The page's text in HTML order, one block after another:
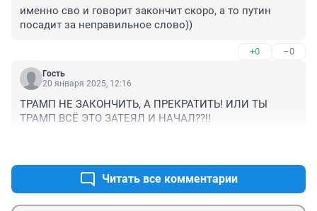
именно сво и говорит закончит скоро, а то путин
посадит за неправильное слово))
+0 –0
Гость
20 января 2025, 12:16
ТРАМП НЕ ЗАКОНЧИТЬ, А ПРЕКРАТИТЬ! ИЛИ ТЫ
ТРАМП ВСЁ ЭТО ЗАТЕЯЛ И НАЧАЛ??!!
Читать все комментарии